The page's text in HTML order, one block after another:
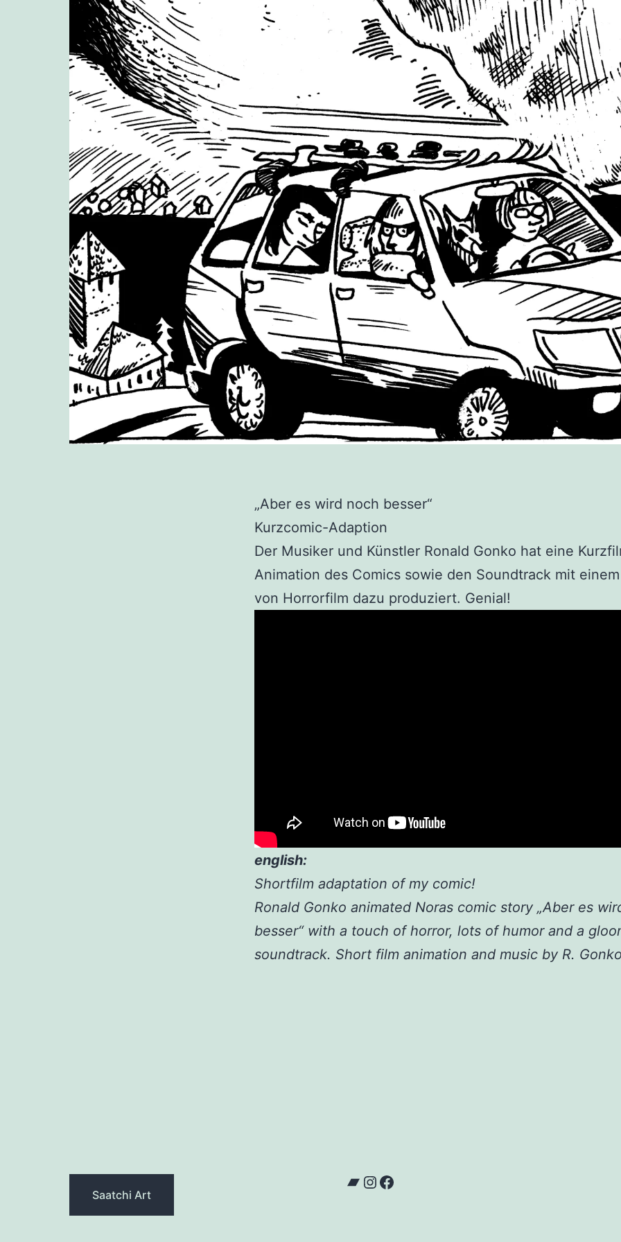
„Aber es wird noch besser“
Kurzcomic-Adaption
Der Musiker und Künstler Ronald Gonko hat eine
Animation des Comics sowie den Soundtrack mit
von Horrorfilm dazu produziert. Genial!
english:
Shortfilm adaptation of my comic!
Ronald Gonko animated Noras comic story „Aber es
besser“ with a touch of horror, lots of humor and a
soundtrack. Short film animation and music by R. Gonko
Saatchi Art
Bandcamp
Instagram
Facebook